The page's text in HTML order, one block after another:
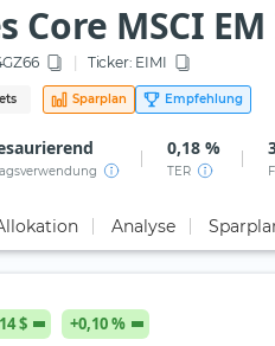
Core MSCI
Ticker: EIMI
Sparplan Empfehlung
0,18 %
TER
Analyse
$
+0,10 %